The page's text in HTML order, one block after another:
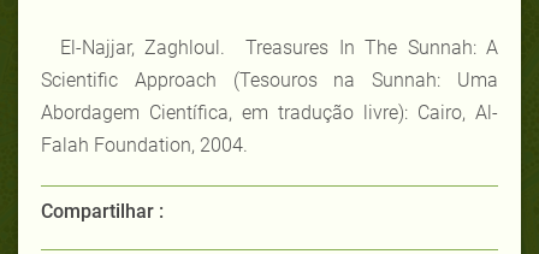
El-Najjar, Zaghloul. Treasures In The Sunnah: A
Scientific Approach (Tesouros na Sunnah: Uma
Abordagem Científica, em tradução livre): Cairo, Al-
Falah Foundation, 2004.
Compartilhar :